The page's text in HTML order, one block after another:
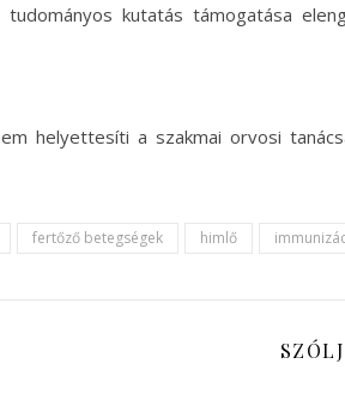
kutatás támogatása
helyettesíti a szakmai orvosi
fertőző betegségek himlő